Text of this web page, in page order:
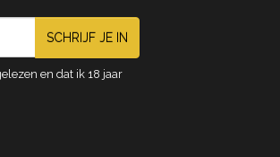
SCHRIJF JE IN
en dat ik 18 jaar